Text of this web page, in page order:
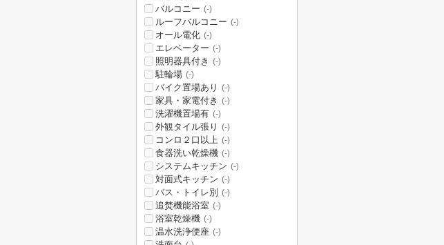
バルコニー (-)
ルーフバルコニー (-)
オール電化 (-)
エレベーター (-)
照明器具付き (-)
駐輪場 (-)
バイク置場あり (-)
家具・家電付き (-)
洗濯機置場有 (-)
外観タイル張り (-)
コンロ２口以上 (-)
食器洗い乾燥機 (-)
システムキッチン (-)
対面式キッチン (-)
バス・トイレ別 (-)
追焚機能浴室 (-)
浴室乾燥機 (-)
温水洗浄便座 (-)